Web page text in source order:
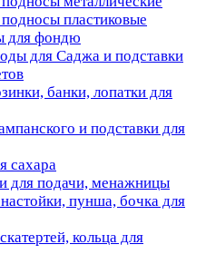
пластиковые
для фондю
для Саджа и подставки
банки, лопатки для
и подставки для
сахара
для подачи, менажницы
пунша, бочка для
кольца для